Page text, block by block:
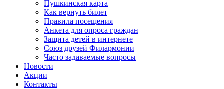
Пушкинская карта
Как вернуть билет
Правила посещения
Анкета для опроса граждан
Защита детей в интернете
Союз друзей Филармонии
Часто задаваемые вопросы
Новости
Акции
Контакты